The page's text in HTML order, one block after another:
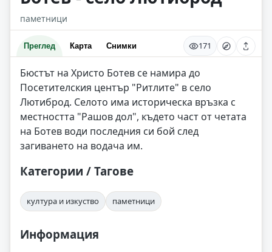
паметници
Преглед Карта Снимки 171
Бюстът на Христо Ботев се намира до
Посетителския център "Ритлите" в село
Лютиброд. Селото има историческа връзка с
местността "Рашов дол", където част от четата
на Ботев води последния си бой след
загиването на водача им.
Категории / Тагове
култура и изкуство паметници
Информация